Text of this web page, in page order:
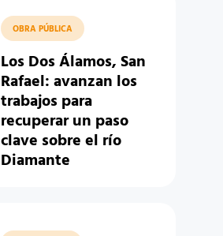
OBRA PÚBLICA
Los Dos Álamos, San
Rafael: avanzan los
trabajos para
recuperar un paso
clave sobre el río
Diamante